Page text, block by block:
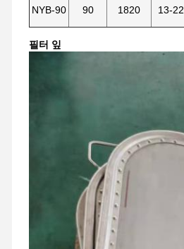
NYB-90 90 1820 13-22
필터 잎